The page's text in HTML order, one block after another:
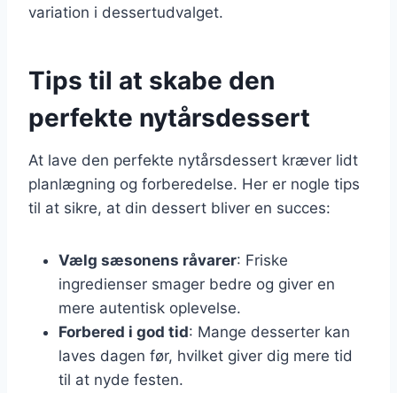
variation i dessertudvalget.
Tips til at skabe den
perfekte nytårsdessert
At lave den perfekte nytårsdessert kræver lidt
planlægning og forberedelse. Her er nogle tips
til at sikre, at din dessert bliver en succes:
Vælg sæsonens råvarer: Friske
ingredienser smager bedre og giver en
mere autentisk oplevelse.
Forbered i god tid: Mange desserter kan
laves dagen før, hvilket giver dig mere tid
til at nyde festen.